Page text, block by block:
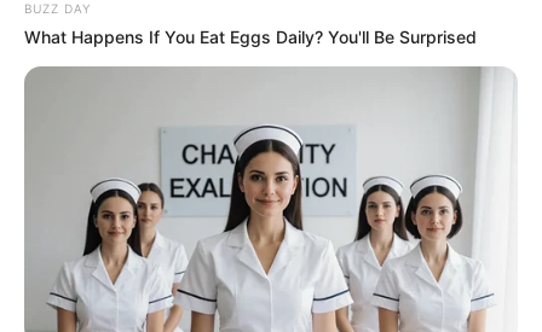
BUZZ DAY
What Happens If You Eat Eggs Daily? You'll Be Surprised